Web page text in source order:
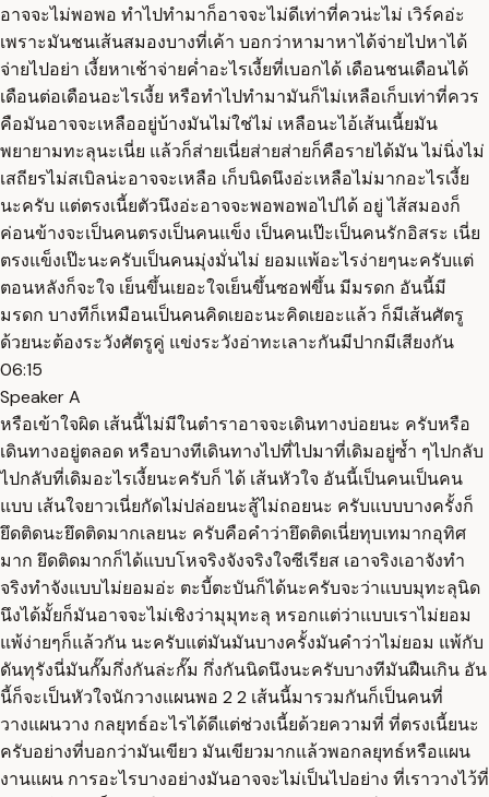
อาจจะไม่พอพอ ทำไปทำมาก็อาจจะไม่ดีเท่าที่ควน่ะไม่ เวิร์คอ่ะ
เพราะมันชนเส้นสมองบางที่เค้า บอกว่าหามาหาได้จ่ายไปหาได้
จ่ายไปอย่า เงี้ยหาเช้าจ่ายค่ำอะไรเงี้ยที่เบอกได้ เดือนชนเดือนได้
เดือนต่อเดือนอะไรเงี้ย หรือทำไปทำมามันก็ไม่เหลือเก็บเท่าที่ควร
คือมันอาจจะเหลืออยู่บ้างมันไม่ใช่ไม่ เหลือนะไอ้เส้นเนี้ยมัน
พยายามทะลุนะเนี่ย แล้วก็ส่ายเนี่ยส่ายส่ายก็คือรายได้มัน ไม่นิ่งไม่
เสถียรไม่สเบิลน่ะอาจจะเหลือ เก็บนิดนึงอ่ะเหลือไม่มากอะไรเงี้ย
นะครับ แต่ตรงเนี้ยตัวนึงอ่ะอาจจะพอพอพอไปได้ อยู่ ไส้สมองก็
ค่อนข้างจะเป็นคนตรงเป็นคนแข็ง เป็นคนเป๊ะเป็นคนรักอิสระ เนี่ย
ตรงแข็งเป๊ะนะครับเป็นคนมุ่งมั่นไม่ ยอมแพ้อะไรง่ายๆนะครับแต่
ตอนหลังก็จะใจ เย็นขึ้นเยอะใจเย็นขึ้นซอฟขึ้น มีมรดก อันนี้มี
มรดก บางทีก็เหมือนเป็นคนคิดเยอะนะคิดเยอะแล้ว ก็มีเส้นศัตรู
ด้วยนะต้องระวังศัตรูคู่ แข่งระวังอ่าทะเลาะกันมีปากมีเสียงกัน
06:15
Speaker A
หรือเข้าใจผิด เส้นนี้ไม่มีในตำราอาจจะเดินทางบ่อยนะ ครับหรือ
เดินทางอยู่ตลอด หรือบางทีเดินทางไปที่ไปมาที่เดิมอยู่ซ้ำ ๆไปกลับ
ไปกลับที่เดิมอะไรเงี้ยนะครับก็ ได้ เส้นหัวใจ อันนี้เป็นคนเป็นคน
แบบ เส้นใจยาวเนี่ยกัดไม่ปล่อยนะสู้ไม่ถอยนะ ครับแบบบางครั้งก็
ยึดติดนะยึดติดมากเลยนะ ครับคือคำว่ายึดติดเนี่ยทุบเทมากอุทิศ
มาก ยึดติดมากก็ได้แบบโหจริงจังจริงใจซีเรียส เอาจริงเอาจังทำ
จริงทำจังแบบไม่ยอมอ่ะ ตะบี้ตะบันก็ได้นะครับจะว่าแบบมุทะลุนิด
นึงได้มั้ยก็มันอาจจะไม่เชิงว่ามุมุทะลุ หรอกแต่ว่าแบบเราไม่ยอม
แพ้ง่ายๆก็แล้วกัน นะครับแต่มันมันบางครั้งมันคำว่าไม่ยอม แพ้กับ
ดันทุรังนี่มันกั๊มกึ่งกันล่ะกั๊ม กึ่งกันนิดนึงนะครับบางทีมันฝืนเกิน อัน
นี้ก็จะเป็นหัวใจนักวางแผนพอ 2 2 เส้นนี้มารวมกันก็เป็นคนที่
วางแผนวาง กลยุทธ์อะไรได้ดีแต่ช่วงเนี้ยด้วยความที่ ที่ตรงเนี้ยนะ
ครับอย่างที่บอกว่ามันเขียว มันเขียวมากแล้วพอกลยุทธ์หรือแผน
งานแผน การอะไรบางอย่างมันอาจจะไม่เป็นไปอย่าง ที่เราวางไว้ที่